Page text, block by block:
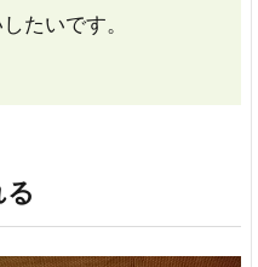
たいです。
る